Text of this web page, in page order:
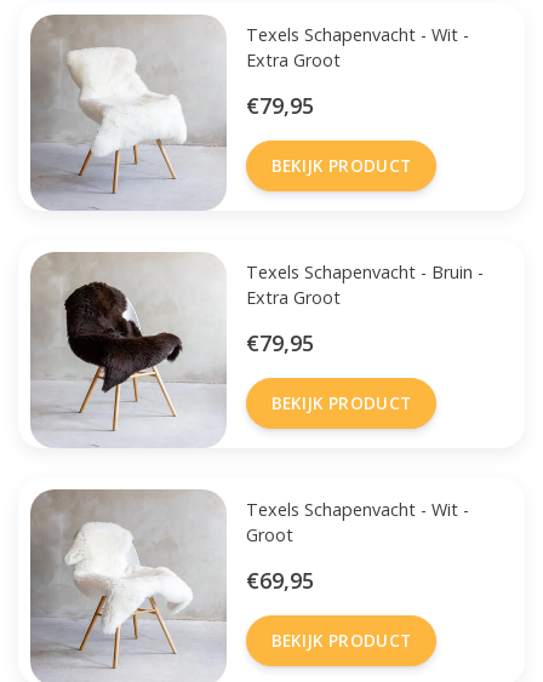
Texels Schapenvacht - Wit -
Extra Groot
€79,95
BEKIJK PRODUCT
Texels Schapenvacht - Bruin -
Extra Groot
€79,95
BEKIJK PRODUCT
Texels Schapenvacht - Wit -
Groot
€69,95
BEKIJK PRODUCT